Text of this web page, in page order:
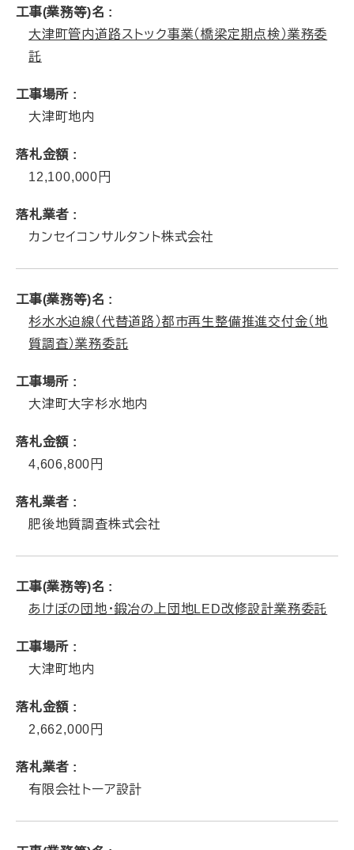
工事(業務等)名
大津町管内道路ストック事業（橋梁定期点検）業務委
託
工事場所
大津町地内
落札金額
12,100,000
落札業者
カンセイコンサルタント株式会社
工事(業務等)名
杉水水迫線（代替道路）都市再生整備推進交付金（地
質調査）業務委託
工事場所
大津町大字杉水地内
落札金額
4,606,800
落札業者
肥後地質調査株式会社
工事(業務等)名
あけぼの団地・鍛冶の上団地LED改修設計業務委託
工事場所
大津町地内
落札金額
2,662,000
落札業者
有限会社トーア設計